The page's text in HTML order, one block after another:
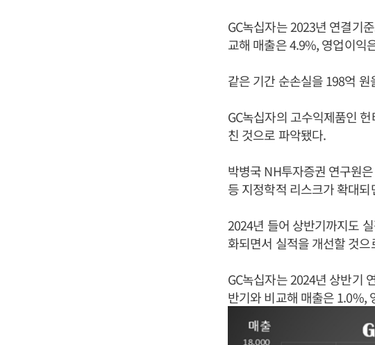
GC녹십자는 2023년 연결기
교해 매출은 4.9%, 영업이익
같은 기간 순손실을 198억
GC녹십자의 고수익제품인
친 것으로 파악됐다.
박병국 NH투자증권 연구원
등 지정학적 리스크가 확대
2024년 들어 상반기까지도
화되면서 실적을 개선할 것으
GC녹십자는 2024년 상반기
반기와 비교해 매출은 1.0%,